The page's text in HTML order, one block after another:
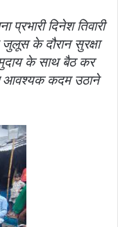
दिनेश तिवारी
के दौरान सुरक्षा
के साथ बैठ कर
आवश्यक कदम उठाने